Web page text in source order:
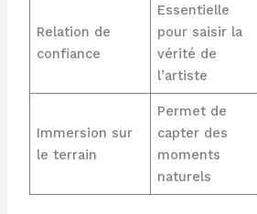
Relation de
confiance
Essentielle
pour saisir la
vérité de
l’artiste
Immersion sur
le terrain
Permet de
capter des
moments
naturels